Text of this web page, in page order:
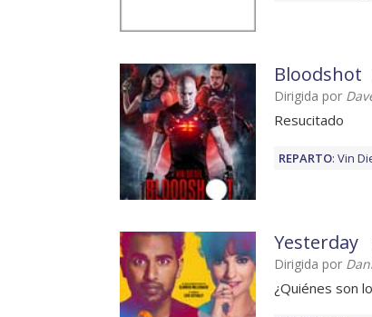
Bloodshot
Dirigida por
Resucitado
REPARTO: Vin
Yesterday
Dirigida por
¿Quiénes son